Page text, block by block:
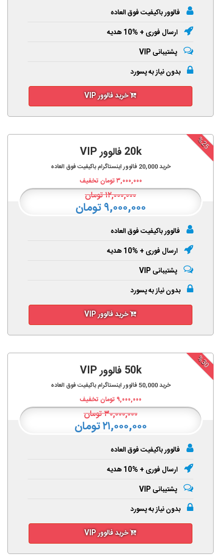
فالوور باکیفیت فوق العاده
ارسال فوری + %10 هدیه
پشتیبانی VIP
بدون نیاز به پسورد
خرید فالوور VIP
%25
20k فالوور VIP
خرید20,000 فالوور اینستاگرام باکیفیت فوق العاده
۳,۰۰۰,۰۰۰تومان تخفیف
۱۲,۰۰۰,۰۰۰تومان
۹,۰۰۰,۰۰۰ تومان
فالوور باکیفیت فوق العاده
ارسال فوری + %10 هدیه
پشتیبانی VIP
بدون نیاز به پسورد
خرید فالوور VIP
%30
50k فالوور VIP
خرید50,000فالوور اینستاگرام باکیفیت فوق العاده
۹,۰۰۰,۰۰۰ تومان تخفیف
۳۰,۰۰۰,۰۰۰تومان
۲۱,۰۰۰,۰۰۰ تومان
فالوور باکیفیت فوق العاده
ارسال فوری + %10 هدیه
پشتیبانی VIP
بدون نیاز به پسورد
خرید فالوور VIP